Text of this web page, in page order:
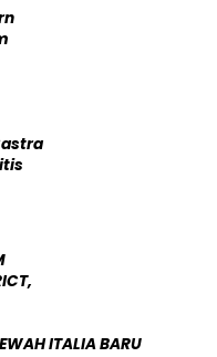
ITALIA BARU